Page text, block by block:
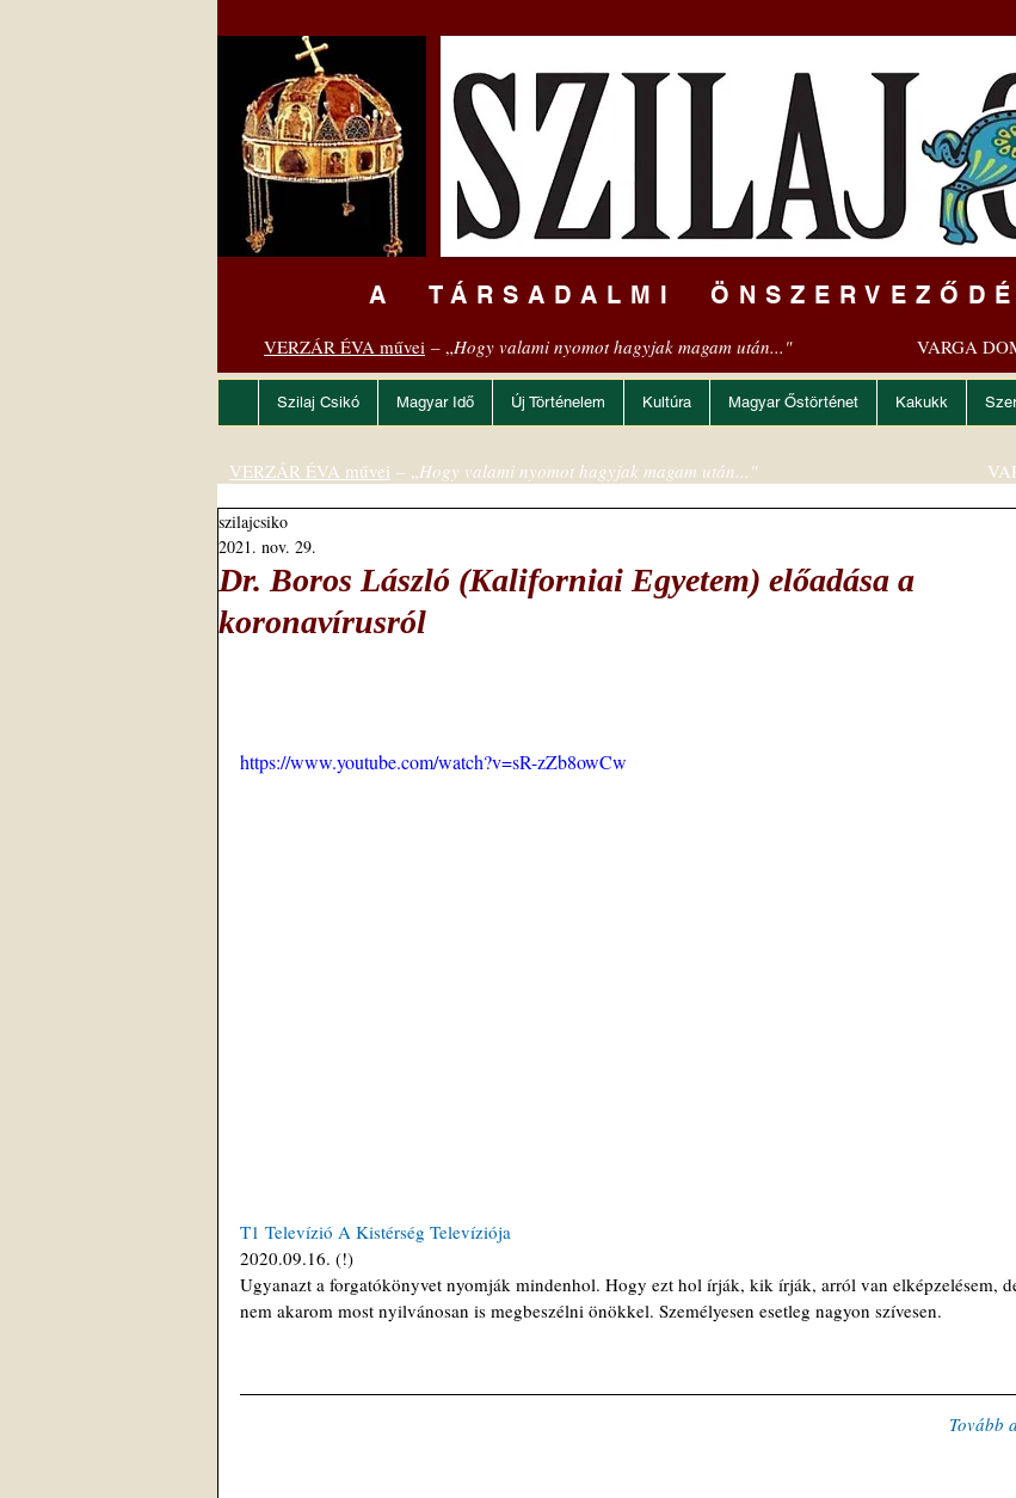
A TÁRSADALMI
VERZÁR ÉVA művei – „Hogy valami nyomot hagyjak magam után..." VARGA
Szilaj Csikó Magyar Idő Új Történelem Kultúra Magyar Őstörténet Kakukk
Dr. Boros László (Kaliforniai Egyetem) előadása a
koronavírusról
szilajcsiko
2021. nov. 29.
https://www.youtube.com/watch?v=sR-zZb8owCw
T1 Televízió A Kistérség Televíziója
2020.09.16. (!)
Ugyanazt a forgatókönyvet nyomják mindenhol. Hogy ezt hol írják, kik írják, arról van elképzelésem,
nem akarom most nyilvánosan is megbeszélni önökkel. Személyesen esetleg nagyon szívesen.
Tovább
VERZÁR ÉVA művei – „Hogy valami nyomot hagyjak magam után..."